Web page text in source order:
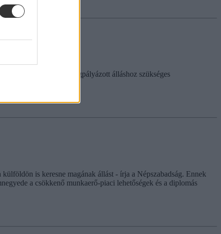
nyelven, és a megpályázott álláshoz szükséges
is keresne magának állást - írja a Népszabadság. Ennek
a csökkenő munkaerő-piaci lehetőségek és a diplomás